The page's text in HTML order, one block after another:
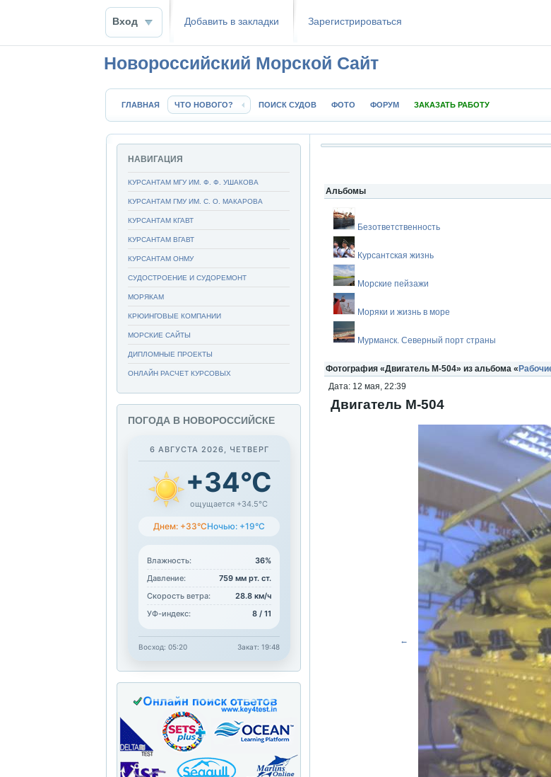
Вход Добавить в закладки Зaрeгиcтpиpoваться
Новороссийский Морской Сайт
ГЛАВНАЯ ЧТО НОВОГО? ПОИСК СУДОВ ФОТО ФОРУМ ЗАКАЗАТЬ РАБОТУ
Альбомы
Безответственность
Курсантская жизнь
Морские пейзажи
Моряки и жизнь в море
Мурманск. Северный порт страны
Фотография «Двигатель М-504» из альбома «
Дата: 12 мая, 22:39
Двигатель М-504
←
НАВИГАЦИЯ
КУРСАНТАМ МГУ ИМ. Ф. Ф. УШАКОВА
КУРСАНТАМ ГМУ ИМ. С. О. МАКАРОВА
КУРСАНТАМ КГАВТ
КУРСАНТАМ ВГАВТ
КУРСАНТАМ ОНМУ
СУДОСТРОЕНИЕ И СУДОРЕМОНТ
МОРЯКАМ
КРЮИНГОВЫЕ КОМПАНИИ
МОРСКИЕ САЙТЫ
ДИПЛОМНЫЕ ПРОЕКТЫ
ОНЛАЙН РАСЧЕТ КУРСОВЫХ
ПОГОДА В НОВОРОССИЙСКЕ
6 АВГУСТА 2026, ЧЕТВЕРГ
+34°C
ощущается +34.5°C
Днем: +33°CНочью: +19°C
Влажность:
36%
Давление:
759 мм рт. ст.
Скорость ветра:
28.8 км/ч
УФ-индекс:
8 / 11
Восход: 05:20 Закат: 19:48